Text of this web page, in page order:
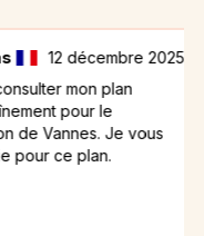
décembre 2025
mon plan
le
Je vous
plan.